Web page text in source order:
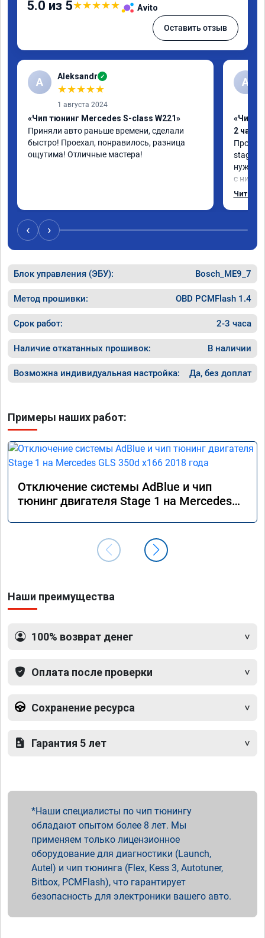
5.0 из 5★★★★★ Avito
Оставить отзыв
A Aleksandr ✓
★★★★★
1 августа 2024
«Чип тюнинг Mercedes S-class W221»
Приняли авто раньше времени, сделали
быстро! Проехал, понравилось, разница
ощутима! Отличные мастера!
А
«Чип
2 часа»
stage
нужно:
с
Одни
Читать
‹ ›
Блок управления (ЭБУ): Bosch_ME9_7
Метод прошивки: OBD PCMFlash 1.4
Срок работ: 2-3 часа
Наличие откатанных прошивок: В наличии
Возможна индивидуальная настройка: Да, без доплат
Примеры наших работ:
Отключение системы AdBlue и чип
тюнинг двигателя Stage 1 на Mercedes
Наши преимущества
100% возврат денег
Оплата после проверки
Сохранение ресурса
Гарантия 5 лет
Наши специалисты по чип тюнингу
обладают опытом более 8 лет. Мы
применяем только лицензионное
оборудование для диагностики (Launch,
Autel) и чип тюнинга (Flex, Kess 3, Autotuner,
Bitbox, PCMFlash), что гарантирует
безопасность для электроники вашего авто.